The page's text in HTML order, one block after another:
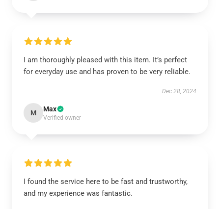
I am thoroughly pleased with this item. It’s perfect
for everyday use and has proven to be very reliable.
Dec 28, 2024
M Max
Verified owner
I found the service here to be fast and trustworthy,
and my experience was fantastic.